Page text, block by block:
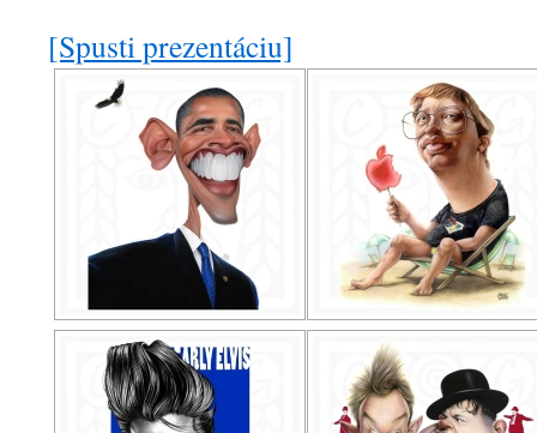
[Spusti prezentáciu]